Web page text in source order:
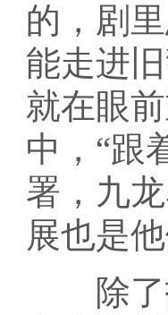
的，剧
能走进
就在眼
中，“跟
署，九
展也是
除了打